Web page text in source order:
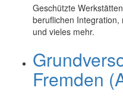
Geschützte
beruflichen
und vieles mehr.
Fremden